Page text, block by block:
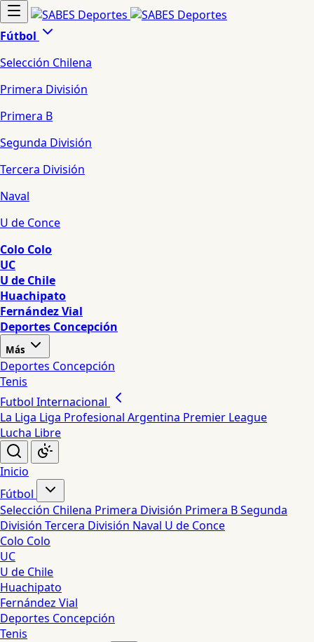
Fútbol
Selección Chilena
Primera División
Primera B
Segunda División
Tercera División
Naval
U de Conce
Colo Colo
UC
U de Chile
Huachipato
Fernández Vial
Deportes Concepción
Más
Deportes Concepción
Tenis
Futbol Internacional
La Liga Liga Profesional Argentina Premier League
Lucha Libre
Inicio
Fútbol
Selección Chilena Primera División Primera BSegunda
División Tercera División Naval U de Conce
Colo Colo
UC
U de Chile
Huachipato
Fernández Vial
Deportes Concepción
Tenis